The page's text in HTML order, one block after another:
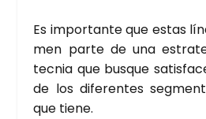
Es impor­tan­te que estas
men par­te de una
tec­nia que bus­que
de los dife­ren­tes
que tie­ne.